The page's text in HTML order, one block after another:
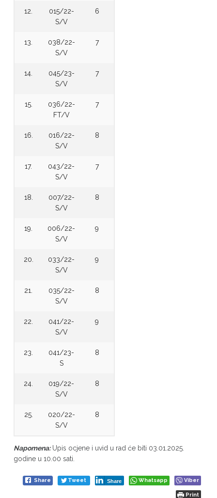
12.
015/22-
S/V
6
13.
038/22-
S/V
7
14.
045/23-
S/V
7
15.
036/22-
FT/V
7
16.
016/22-
S/V
8
17.
043/22-
S/V
7
18.
007/22-
S/V
8
19.
006/22-
S/V
9
20.
033/22-
S/V
9
21.
035/22-
S/V
8
22.
041/22-
S/V
9
23.
041/23-
S
8
24.
019/22-
S/V
8
25.
020/22-
S/V
8
Napomena: Upis ocjene i uvid u rad će biti 03.01.2025.
godine u 10.00 sati.
Share Tweet Share Whatsapp Viber
Print